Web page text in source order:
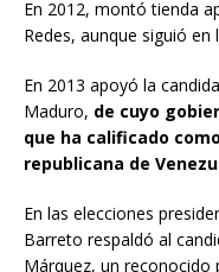
En 2012, montó tienda
Redes, aunque siguió
En 2013 apoyó la
Maduro, de cuyo
que ha calificado
republicana de
En las elecciones
Barreto respaldó al